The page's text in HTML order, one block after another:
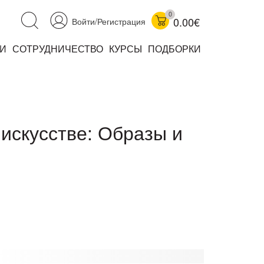
Войти/Регистрация
0
0.00€
СОТРУДНИЧЕСТВО КУРСЫ ПОДБОРКИ
Образы и